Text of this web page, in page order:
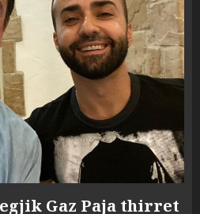
Gaz Paja thirret